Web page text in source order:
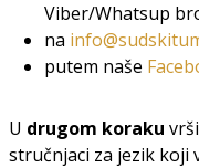
Viber/Whatsup
na
putem naše
U drugom koraku
stručnjaci za jezik koji